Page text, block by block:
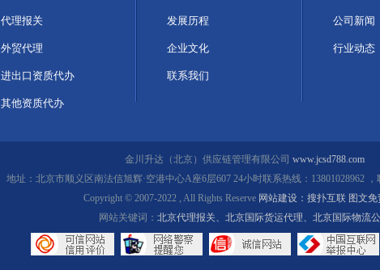
代理报关
外贸代理
进出口资质代办
其他资质代办
发展历程
企业文化
联系我们
公司新闻
行业动态
金川升达（北京）供应链管理有限公司 www.jcsd788.com
地址：北京市顺义区南法信旭辉·空港中心A座6层607 24小时联系热线：13801028962
Copyright © 2007-2022 , All Rights Reserve 网站建设：搜扑互联 图文免
网站关键词： 北京代理报关、 北京国际货运代理、 北京国际物流